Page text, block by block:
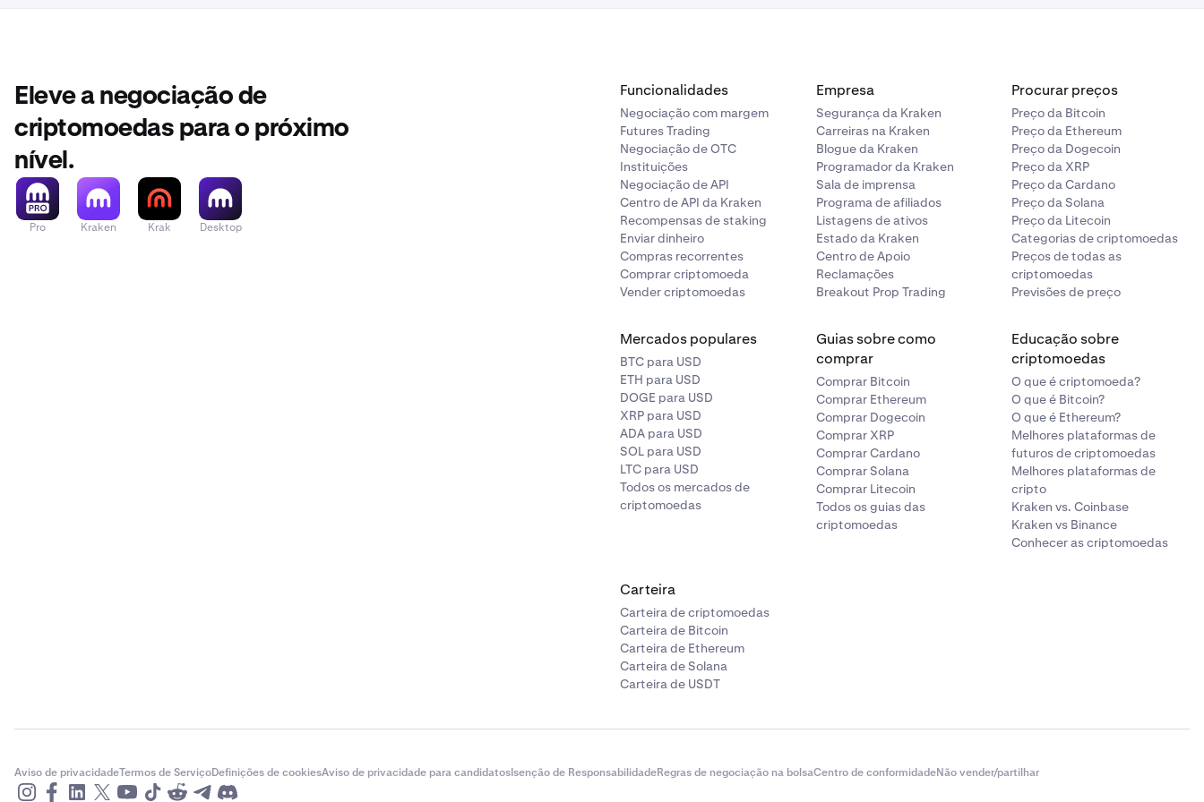
Eleve a negociação de
criptomoedas para o próximo
nível.
Pro Kraken Krak Desktop
Funcionalidades
Negociação com margem
Futures Trading
Negociação de OTC
Instituições
Negociação de API
Centro de API da Kraken
Recompensas de staking
Enviar dinheiro
Compras recorrentes
Comprar criptomoeda
Vender criptomoedas
Empresa
Segurança da Kraken
Carreiras na Kraken
Blogue da Kraken
Programador da Kraken
Sala de imprensa
Programa de afiliados
Listagens de ativos
Estado da Kraken
Centro de Apoio
Reclamações
Breakout Prop Trading
Procurar preços
Preço da Bitcoin
Preço da Ethereum
Preço da Dogecoin
Preço da XRP
Preço da Cardano
Preço da Solana
Preço da Litecoin
Categorias de criptomoedas
Preços de todas as
criptomoedas
Previsões de preço
Mercados populares
BTC para USD
ETH para USD
DOGE para USD
XRP para USD
ADA para USD
SOL para USD
LTC para USD
Todos os mercados de
criptomoedas
Guias sobre como
comprar
Comprar Bitcoin
Comprar Ethereum
Comprar Dogecoin
Comprar XRP
Comprar Cardano
Comprar Solana
Comprar Litecoin
Todos os guias das
criptomoedas
Educação sobre
criptomoedas
O que é criptomoeda?
O que é Bitcoin?
O que é Ethereum?
Melhores plataformas de
futuros de criptomoedas
Melhores plataformas de
cripto
Kraken vs. Coinbase
Kraken vs Binance
Conhecer as criptomoedas
Carteira
Carteira de criptomoedas
Carteira de Bitcoin
Carteira de Ethereum
Carteira de Solana
Carteira de USDT
Aviso de privacidadeTermos de ServiçoDefinições de cookiesAviso de privacidade para candidatosIsenção de ResponsabilidadeRegras de negociação na bolsaCentro de conformidadeNão vender/partilhar